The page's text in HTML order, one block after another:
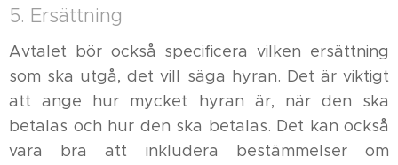
5. Ersättning
Avtalet bör också specificera vilken ersättning
som ska utgå, det vill säga hyran. Det är viktigt
att ange hur mycket hyran är, när den ska
betalas och hur den ska betalas. Det kan också
vara bra att inkludera bestämmelser om